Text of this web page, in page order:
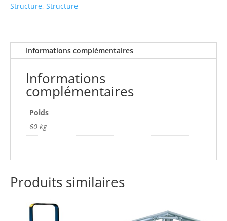
60kg
Structure, Structure
Informations complémentaires
Informations
complémentaires
Poids
60 kg
Produits similaires